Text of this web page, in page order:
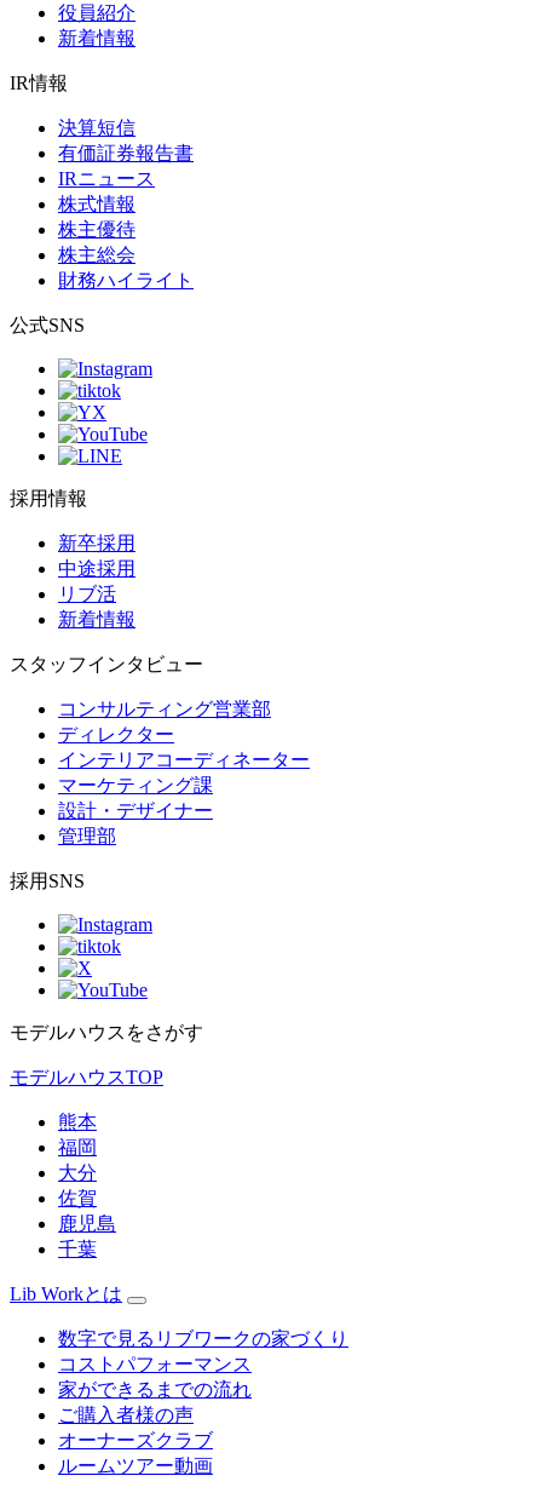
役員紹介
新着情報
IR情報
決算短信
有価証券報告書
IRニュース
株式情報
株主優待
株主総会
財務ハイライト
公式SNS
採用情報
新卒採用
中途採用
リブ活
新着情報
スタッフインタビュー
コンサルティング営業部
ディレクター
インテリアコーディネーター
マーケティング課
設計・デザイナー
管理部
採用SNS
モデルハウスをさがす
モデルハウスTOP
熊本
福岡
大分
佐賀
鹿児島
千葉
Lib Workとは
数字で見るリブワークの家づくり
コストパフォーマンス
家ができるまでの流れ
ご購入者様の声
オーナーズクラブ
ルームツアー動画